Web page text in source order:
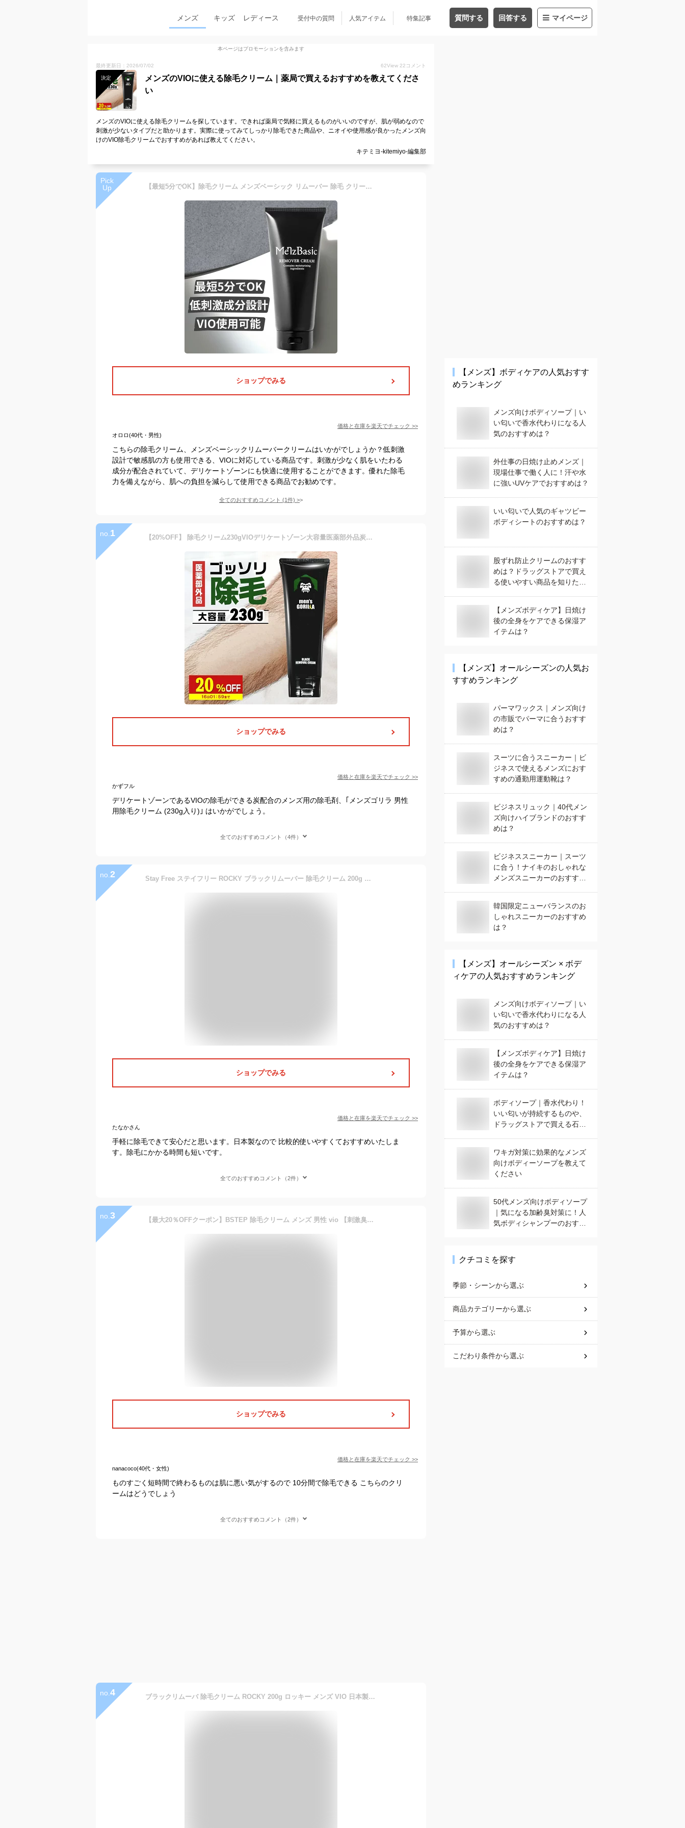
メンズ キッズ レディース 受付中の質問 人気アイテム 特集記事 質問する 回答する マイページ
本ページはプロモーションを含みます
最終更新日：2026/07/02 62View 22 コメント
決定
メンズのVIOに使える除毛クリーム｜薬局で買えるおすすめを教えてくださ
い
メンズのVIOに使える除毛クリームを探しています。できれば薬局で気軽に買えるものがいいのですが、肌が弱めなので
刺激が少ないタイプだと助かります。実際に使ってみてしっかり除毛できた商品や、ニオイや使用感が良かったメンズ向
けのVIO除毛クリームでおすすめがあれば教えてください。
キテミヨ-kitemiyo-編集部
Pick
Up
【最短5分でOK】除毛クリーム メンズベーシック リムーバー 除毛 クリームクリーム メンズ VIO対応 医薬部外品 250g
ショップでみる
価格と在庫を楽天でチェック >>
オロロ(40代・男性)
こちらの除毛クリーム、メンズベーシックリムーバークリームはいかがでしょうか？低刺激
設計で敏感肌の方も使用できる、VIOに対応している商品です。刺激が少なく肌をいたわる
成分が配合されていて、デリケートゾーンにも快適に使用することができます。優れた除毛
力を備えながら、肌への負担を減らして使用できる商品でお勧めです。
全てのおすすめコメント (1件) >
no. 1 【20%OFF】 除毛クリーム230gVIOデリケートゾーン大容量医薬部外品炭配合クリームメンズゴリラ男性用敏感肌除毛剤メンズ除毛クリーム毛の処理vio自宅セルフ男性子供メンズ用毛処理セルフブラジリアンワックスメンズ
ショップでみる
価格と在庫を楽天でチェック >>
かずフル
デリケートゾーンであるVIOの除毛ができる炭配合のメンズ用の除毛剤、｢メンズゴリラ 男性
用除毛クリーム (230g入り)｣ はいかがでしょう。
全てのおすすめコメント（4件）
no. 2 Stay Free ステイフリー ROCKY ブラックリムーバー 除毛クリーム 200g 医薬部外品 Stay Free 脱毛 [1083] 送料無料 ロッキー メンズ VIO 日本製 低刺激 スキンケア 除毛 脱毛 抑毛 ムダ毛 最速5分 脱毛クリーム デリケートゾーン アンダーヘア
ショップでみる
価格と在庫を楽天でチェック >>
たなかさん
手軽に除毛できて安心だと思います。日本製なので 比較的使いやすくておすすめいたしま
す。除毛にかかる時間も短いです。
全てのおすすめコメント（2件）
no. 3 【最大20％OFFクーポン】BSTEP 除毛クリーム メンズ 男性 vio 【刺激臭が少なくVIO対応×低刺激で大容量の230g×医薬部外品】ムダ毛処理 ボディケア プレゼント ギフト 医薬部外品
ショップでみる
価格と在庫を楽天でチェック >>
nanacoco(40代・女性)
ものすごく短時間で終わるものは肌に悪い気がするので 10分間で除毛できる こちらのクリ
ームはどうでしょう
全てのおすすめコメント（2件）
no. 4 ブラックリムーバ 除毛クリーム ROCKY 200g ロッキー メンズ VIO 日本製 低刺激 スキンケア 除毛 最短5分 除毛クリーム レディース スキンケア除毛 ムダ毛 除毛剤 ツルツル クリーム 簡単除毛 送料無料 化粧品 医薬部外品
【メンズ】 ボディケアの人気おすす
めランキング
メンズ向けボディソープ｜い
い匂いで香水代わりになる人
気のおすすめは？
外仕事の日焼け止めメンズ｜
現場仕事で働く人に！汗や水
に強いUVケアでおすすめは？
いい匂いで人気のギャツビー
ボディシートのおすすめは？
股ずれ防止クリームのおすす
めは？ドラッグストアで買え
る使いやすい商品を知りたい
【メンズボディケア】日焼け
後の全身をケアできる保湿ア
イテムは？
【メンズ】 オールシーズンの人気お
すすめランキング
パーマワックス｜メンズ向け
の市販でパーマに合うおすす
めは？
スーツに合うスニーカー｜ビ
ジネスで使えるメンズにおす
すめの通勤用運動靴は？
ビジネスリュック｜40代メン
ズ向けハイブランドのおすす
めは？
ビジネススニーカー｜スーツ
に合う！ナイキのおしゃれな
メンズスニーカーのおすすめ
韓国限定ニューバランスのお
しゃれスニーカーのおすすめ
は？
【メンズ】 オールシーズン × ボデ
ィケアの人気おすすめランキング
メンズ向けボディソープ｜い
い匂いで香水代わりになる人
気のおすすめは？
【メンズボディケア】日焼け
後の全身をケアできる保湿ア
イテムは？
ボディソープ｜香水代わり！
いい匂いが持続するものや、
ドラッグストアで買える石鹸
ワキガ対策に効果的なメンズ
向けボディーソープを教えて
ください
50代メンズ向けボディソープ
｜気になる加齢臭対策に！人
気ボディシャンプーのおすす
クチコミを探す
季節・シーンから選ぶ
商品カテゴリーから選ぶ
予算から選ぶ
こだわり条件から選ぶ